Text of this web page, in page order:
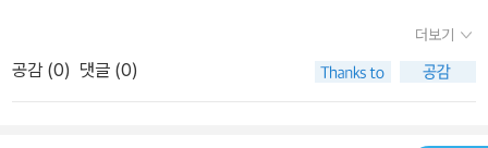
에게 마법의 물을 가지고 메라피 산으로 갔다.햄릿과 출랙보다 먼져
도착한 라일라는 불의 악마 라즈바니에게 갔다.하지만 세가지 선물을
가져오지 않은 라일라는 직접 그 불호수 안으로 들어가야 했다.라일
곳에 있는 불의악마 라즈바니의 동굴에 가서 특제유황을 받아와야 한
다는 것을 듣고 라일라에게 알려준다. 라일라는 특제유황을 가지러
가지만 출랙은 뒤늦게 마법의 물이 필요하다는 사실도 알게되어 라일
더보기
공감 (0) 댓글 (0)